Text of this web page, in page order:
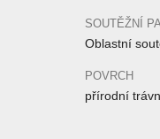
SOUTĚŽNÍ
Oblastní
POVRCH
přírodní